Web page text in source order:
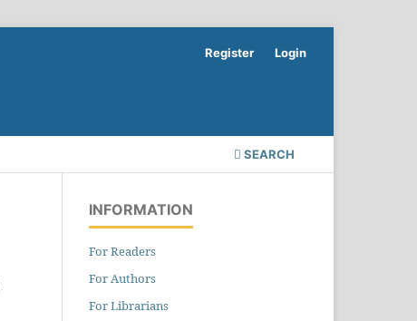
SEARCH
Register Login
INFORMATION
For Readers
For Authors
For Librarians